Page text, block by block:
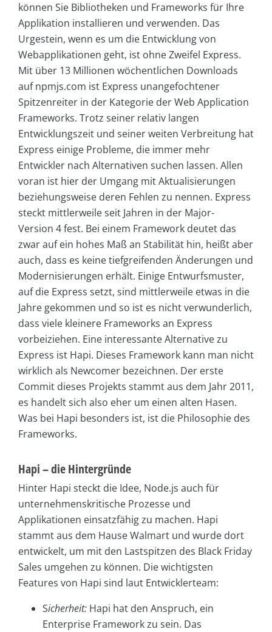
können Sie Bibliotheken und Frameworks für Ihre
Applikation installieren und verwenden. Das
Urgestein, wenn es um die Entwicklung von
Webapplikationen geht, ist ohne Zweifel Express.
Mit über 13 Millionen wöchentlichen Downloads
auf npmjs.com ist Express unangefochtener
Spitzenreiter in der Kategorie der Web Application
Frameworks. Trotz seiner relativ langen
Entwicklungszeit und seiner weiten Verbreitung hat
Express einige Probleme, die immer mehr
Entwickler nach Alternativen suchen lassen. Allen
voran ist hier der Umgang mit Aktualisierungen
beziehungsweise deren Fehlen zu nennen. Express
steckt mittlerweile seit Jahren in der Major-
Version 4 fest. Bei einem Framework deutet das
zwar auf ein hohes Maß an Stabilität hin, heißt aber
auch, dass es keine tiefgreifenden Änderungen und
Modernisierungen erhält. Einige Entwurfsmuster,
auf die Express setzt, sind mittlerweile etwas in die
Jahre gekommen und so ist es nicht verwunderlich,
dass viele kleinere Frameworks an Express
vorbeiziehen. Eine interessante Alternative zu
Express ist Hapi. Dieses Framework kann man nicht
wirklich als Newcomer bezeichnen. Der erste
Commit dieses Projekts stammt aus dem Jahr 2011,
es handelt sich also eher um einen alten Hasen.
Was bei Hapi besonders ist, ist die Philosophie des
Frameworks.
Hapi – die Hintergründe
Hinter Hapi steckt die Idee, Node.js auch für
unternehmenskritische Prozesse und
Applikationen einsatzfähig zu machen. Hapi
stammt aus dem Hause Walmart und wurde dort
entwickelt, um mit den Lastspitzen des Black Friday
Sales umgehen zu können. Die wichtigsten
Features von Hapi sind laut Entwicklerteam:
Sicherheit: Hapi hat den Anspruch, ein
Enterprise Framework zu sein. Das